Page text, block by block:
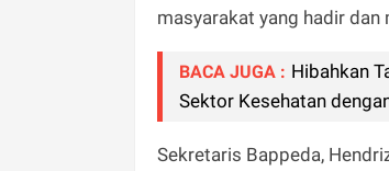
masyarakat yang hadir
BACA JUGA : Hibahkan
Sektor Kesehatan
Sekretaris Bappeda,